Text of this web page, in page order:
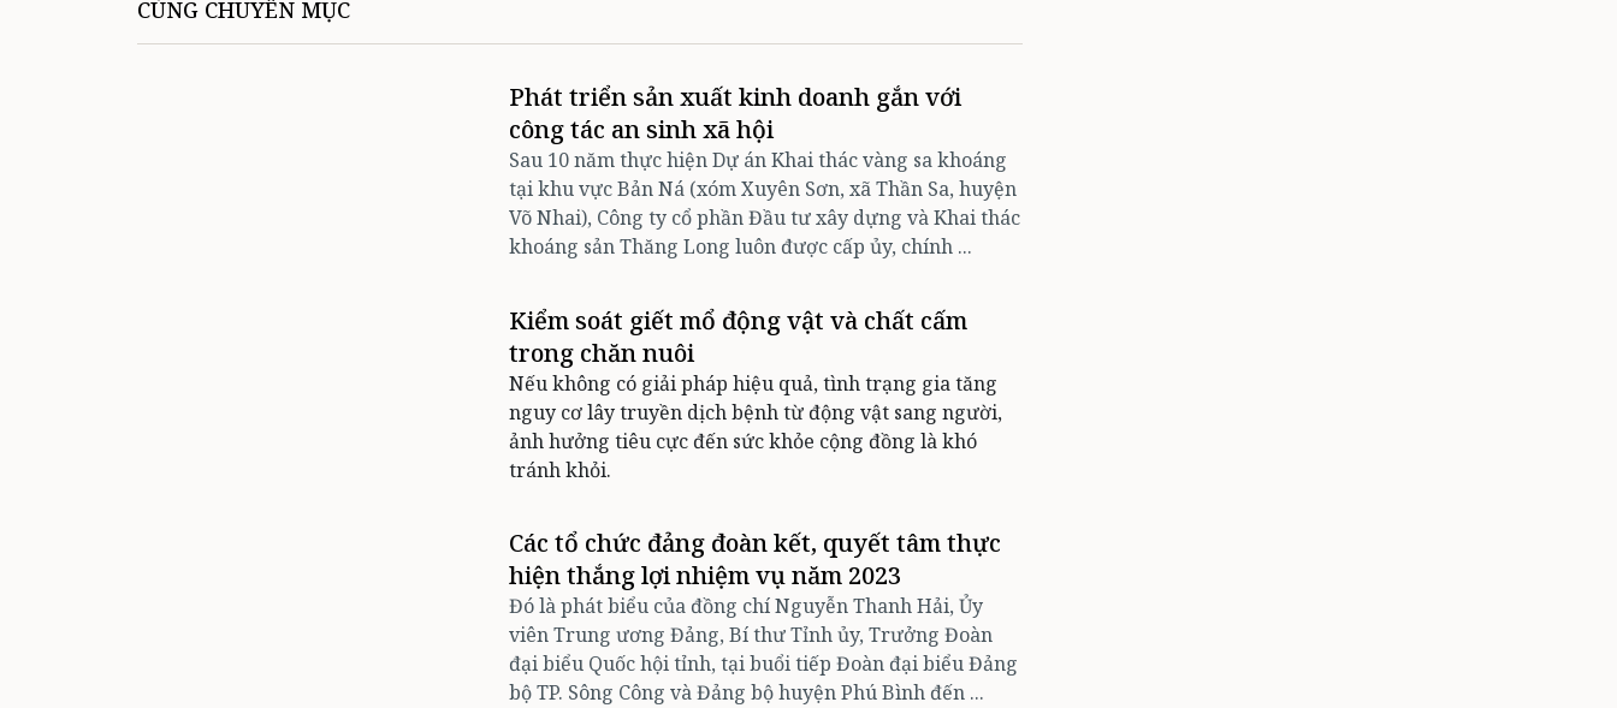
CÙNG CHUYÊN MỤC
Phát triển sản xuất kinh doanh gắn với
công tác an sinh xã hội
Sau 10 năm thực hiện Dự án Khai thác vàng sa khoáng
tại khu vực Bản Ná (xóm Xuyên Sơn, xã Thần Sa, huyện
Võ Nhai), Công ty cổ phần Đầu tư xây dựng và Khai thác
khoáng sản Thăng Long luôn được cấp ủy, chính ...
Kiểm soát giết mổ động vật và chất cấm
trong chăn nuôi
Nếu không có giải pháp hiệu quả, tình trạng gia tăng
nguy cơ lây truyền dịch bệnh từ động vật sang người,
ảnh hưởng tiêu cực đến sức khỏe cộng đồng là khó
tránh khỏi.
Các tổ chức đảng đoàn kết, quyết tâm thực
hiện thắng lợi nhiệm vụ năm 2023
Đó là phát biểu của đồng chí Nguyễn Thanh Hải, Ủy
viên Trung ương Đảng, Bí thư Tỉnh ủy, Trưởng Đoàn
đại biểu Quốc hội tỉnh, tại buổi tiếp Đoàn đại biểu Đảng
bộ TP. Sông Công và Đảng bộ huyện Phú Bình đến ...